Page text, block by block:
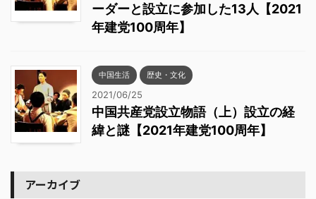
ーダーと設立に参加した13人【2021
年建党100周年】
中国生活 歴史・文化
2021/06/25
中国共産党設立物語（上）設立の経
緯と謎【2021年建党100周年】
アーカイブ